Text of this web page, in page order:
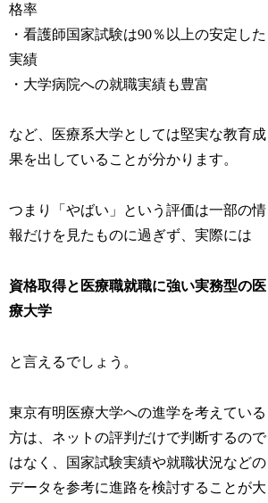
格率
・看護師国家試験は90％以上の安定した
実績
・大学病院への就職実績も豊富
など、医療系大学としては堅実な教育成
果を出していることが分かります。
つまり「やばい」という評価は一部の情
報だけを見たものに過ぎず、実際には
資格取得と医療職就職に強い実務型の医
療大学
と言えるでしょう。
東京有明医療大学への進学を考えている
方は、ネットの評判だけで判断するので
はなく、国家試験実績や就職状況などの
データを参考に進路を検討することが大